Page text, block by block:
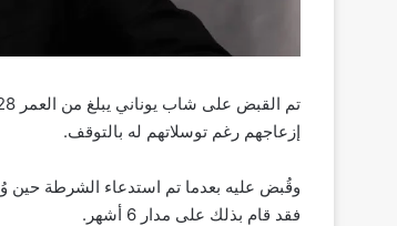
إزعاجهم رغم توسلاتهم له بالتوقف.
وقُبض عليه بعدما تم استدعاء الشرطة حين
فقد قام بذلك على مدار 6 أشهر.